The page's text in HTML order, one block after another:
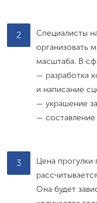
2
Специалисты
организовать
масштаба. В
— разработка
и написание
— украшение
—
3
Цена прогулки
Она будет